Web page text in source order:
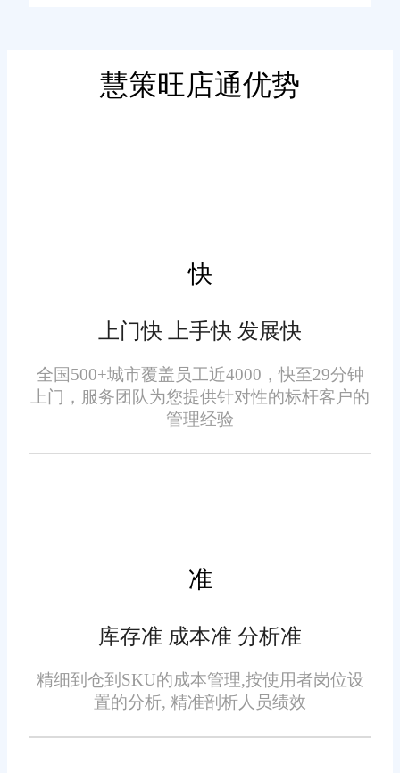
的库存数量、货品状态、出入库
记录、调拨明细，以及各平台店
各平台订单需求，自动识别库存
缺口与库存积压点位，生成合理
的跨仓调拨方案。当某一平台订
单对应仓库库存不足时，系统可
快速匹配就近富余仓库，触发调
拨流程，保障订单正常履约。
分仓精准核算，细化管理维
况、发货效率、损耗情况，同时
据，清晰掌握每个仓库、每个渠
道的运营效益。
准
系统实现多仓库存与多平台
慧策旺店通优势
快
上门快 上手快 发展快
全国500+城市覆盖员工近4000，快至29分钟
上门，服务团队为您提供针对性的标杆客户的
管理经验
准
库存准 成本准 分析准
精细到仓到SKU的成本管理,按使用者岗位设
置的分析, 精准剖析人员绩效